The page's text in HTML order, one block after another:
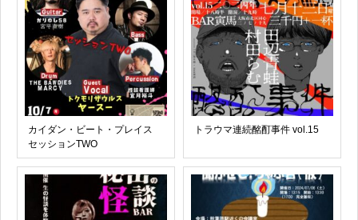
カイダン・ビート・プレイス
セッションTWO
トラウマ連続酩酊事件 vol.15